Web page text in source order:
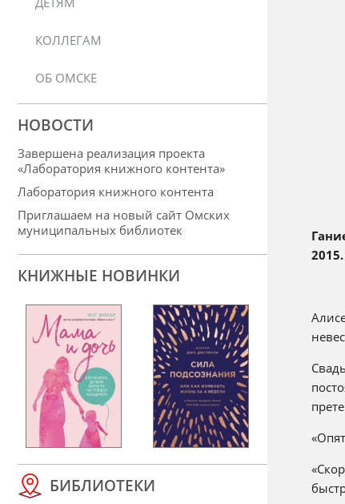
КОЛЛЕГАМ
ОБ ОМСКЕ
НОВОСТИ
Завершена реализация проекта
«Лаборатория книжного контента»
Лаборатория книжного контента
Приглашаем на новый сайт Омских
муниципальных библиотек
КНИЖНЫЕ НОВИНКИ
БИБЛИОТЕКИ